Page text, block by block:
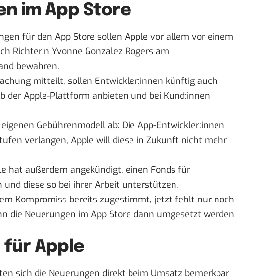
im App Store
für den App Store sollen Apple vor allem vor einem
Richterin Yvonne Gonzalez Rogers am
bewahren.
mitteilt, sollen Entwickler:innen künftig auch
der Apple-Plattform anbieten und bei Kund:innen
Gebührenmodell ab: Die App-Entwickler:innen
verlangen, Apple will diese in Zukunft nicht mehr
hat außerdem angekündigt, einen Fonds für
diese so bei ihrer Arbeit unterstützen.
Kompromiss bereits zugestimmt, jetzt fehlt nur noch
die Neuerungen im App Store dann umgesetzt werden
für Apple
sich die Neuerungen direkt beim Umsatz bemerkbar